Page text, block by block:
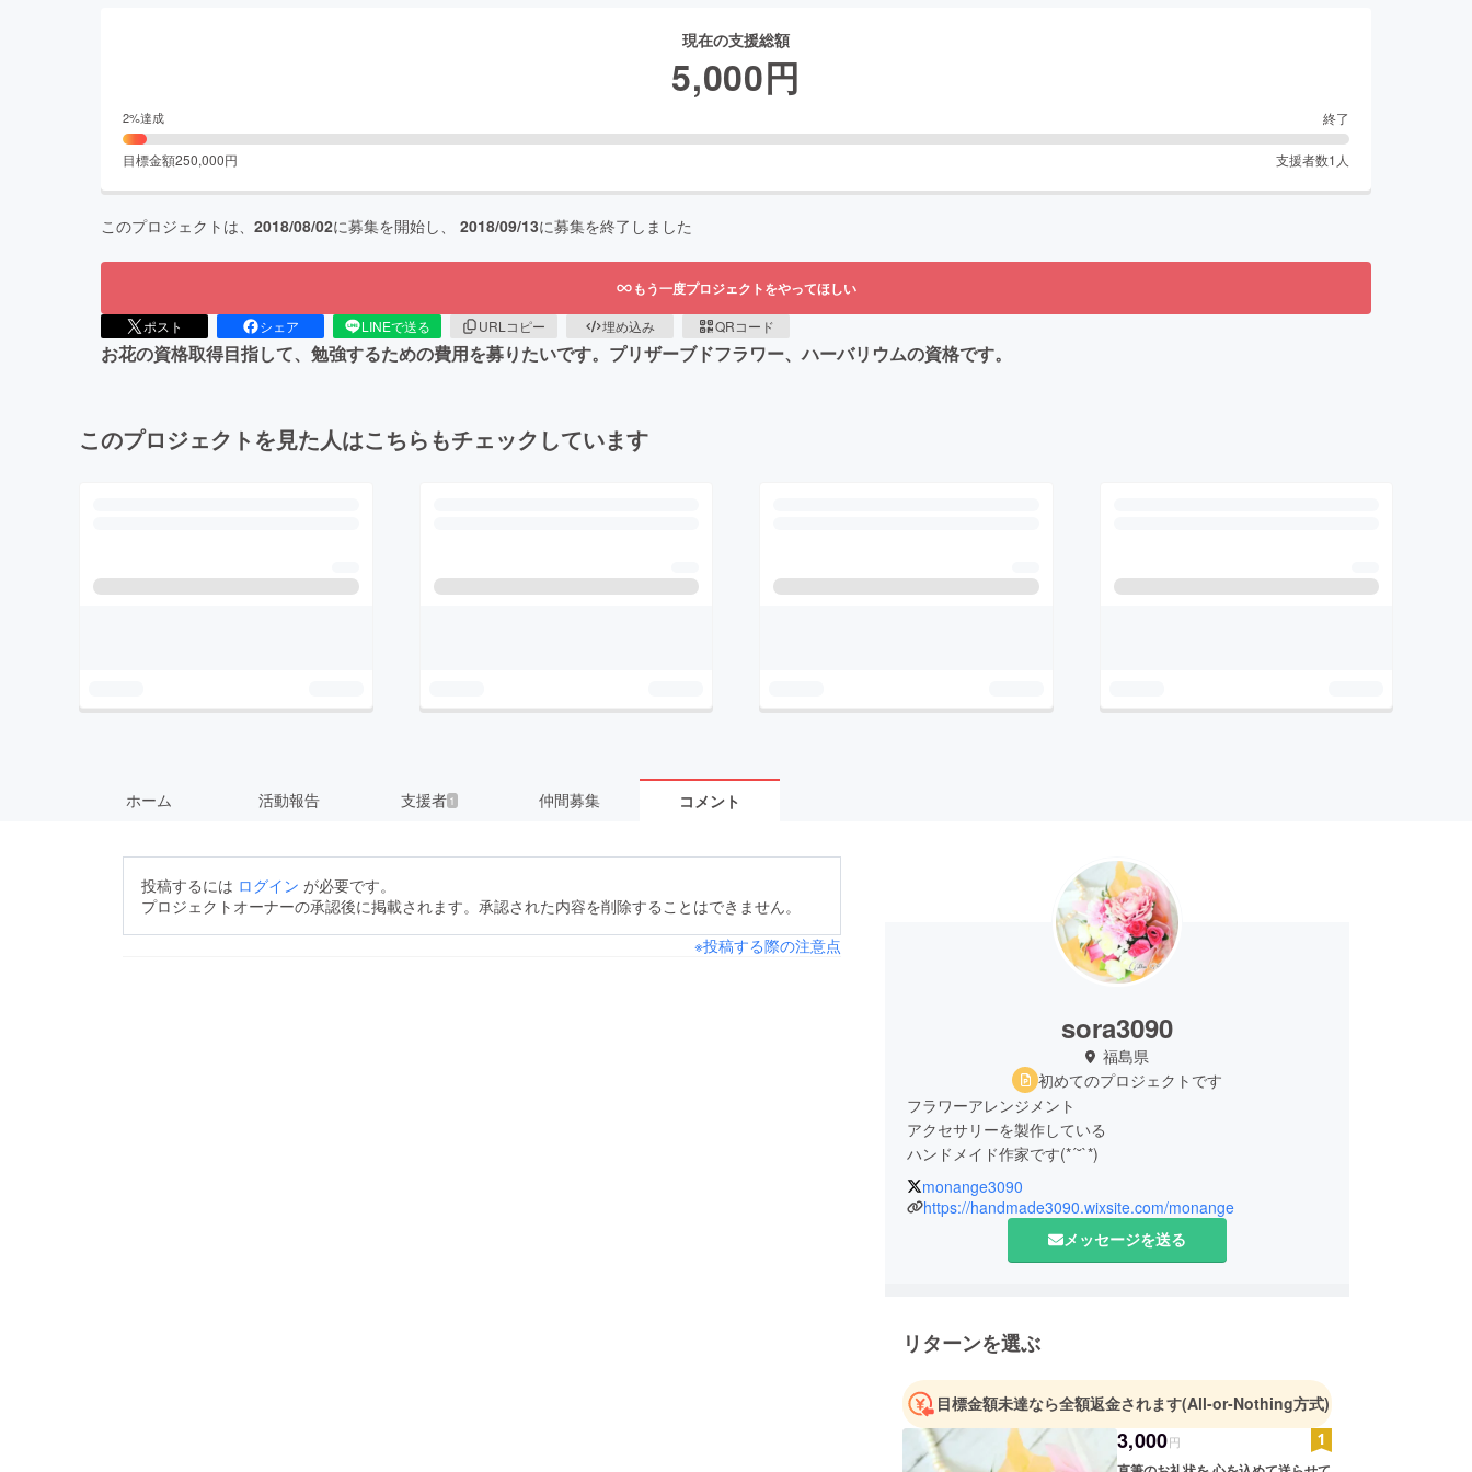
現在の支援総額
5,000円
2%達成 終了
目標金額250,000円 支援者数1 人
このプロジェクトは、 2018/08/02に募集を開始し、 2018/09/13に募集を終了しました
もう一度プロジェクトをやってほしい
ポスト シェア LINEで送る URLコピー 埋め込み QRコード
お花の資格取得目指して、勉強するための費用を募りたいです。プリザーブドフラワー、ハーバリウムの資格です。
このプロジェクトを見た人はこちらもチェックしています
ホーム 活動報告 支援者 1 仲間募集 コメント
投稿するには ログイン が必要です。
プロジェクトオーナーの承認後に掲載されます。承認された内容を削除することはできません。
※投稿する際の注意点
sora3090
福島県
初めてのプロジェクトです
フラワーアレンジメント
アクセサリーを製作している
ハンドメイド作家です(*´˘`*)
『自分らしく輝く毎日を』
monange3090
https://handmade3090.wixsite.com/monange
メッセージを送る
リターンを選ぶ
目標金額未達なら全額返金されます(All-or-Nothing方式)
3,000円